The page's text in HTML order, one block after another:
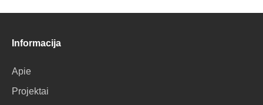
Informacija
Apie
Projektai